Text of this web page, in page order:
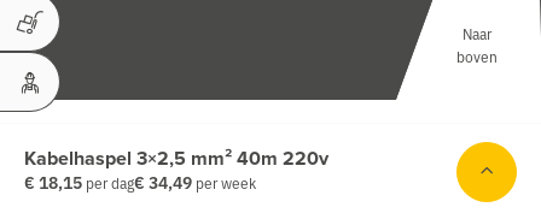
Winkelwagen
Uw Account
Kabelhaspel 3×2,5 mm² 40m 220v
€ 18,15 per dag€ 34,49 per week
Naar
boven